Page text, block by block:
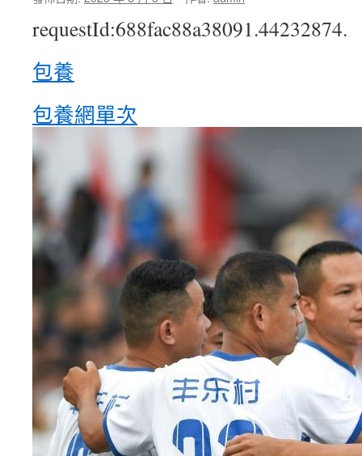
requestId:688fac88a38091.44232874.
包養
包養網單次